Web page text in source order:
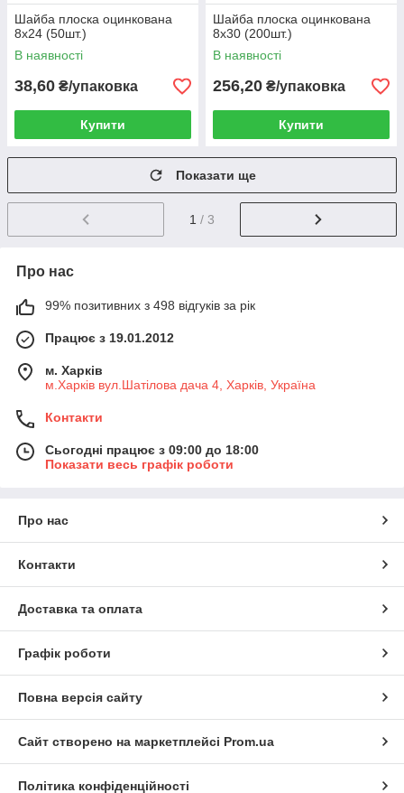
Шайба плоска оцинкована
8х24 (50шт.)
В наявності
38,60 ₴/упаковка
Купити
Шайба плоска оцинкована
8х30 (200шт.)
В наявності
256,20 ₴/упаковка
Купити
Показати ще
1 / 3
Про нас
99% позитивних з 498 відгуків за рік
Працює з 19.01.2012
м. Харків
м.Харків вул.Шатілова дача 4, Харків, Україна
Контакти
Сьогодні працює з 09:00 до 18:00
Показати весь графік роботи
Про нас
Контакти
Доставка та оплата
Графік роботи
Повна версія сайту
Сайт створено на маркетплейсі Prom.ua
Політика конфіденційності